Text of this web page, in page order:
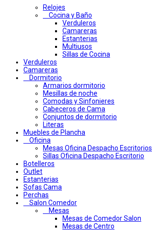
Relojes
Cocina y Baño
Verduleros
Camareras
Estanterias
Multiusos
Sillas de Cocina
Verduleros
Camareras
Dormitorio
Armarios dormitorio
Mesillas de noche
Comodas y Sinfonieres
Cabeceros de Cama
Conjuntos de dormitorio
Literas
Muebles de Plancha
Oficina
Mesas Oficina Despacho Escritorios
Sillas Oficina Despacho Escritorio
Botelleros
Outlet
Estanterias
Sofas Cama
Perchas
Salon Comedor
Mesas
Mesas de Comedor Salon
Mesas de Centro